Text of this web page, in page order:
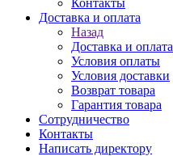
Контакты
Доставка и оплата
Назад
Доставка и оплата
Условия оплаты
Условия доставки
Возврат товара
Гарантия товара
Сотрудничество
Контакты
Написать директору